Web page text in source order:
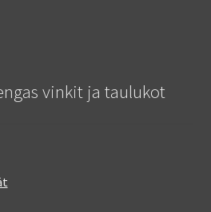
vinkit ja taulukot